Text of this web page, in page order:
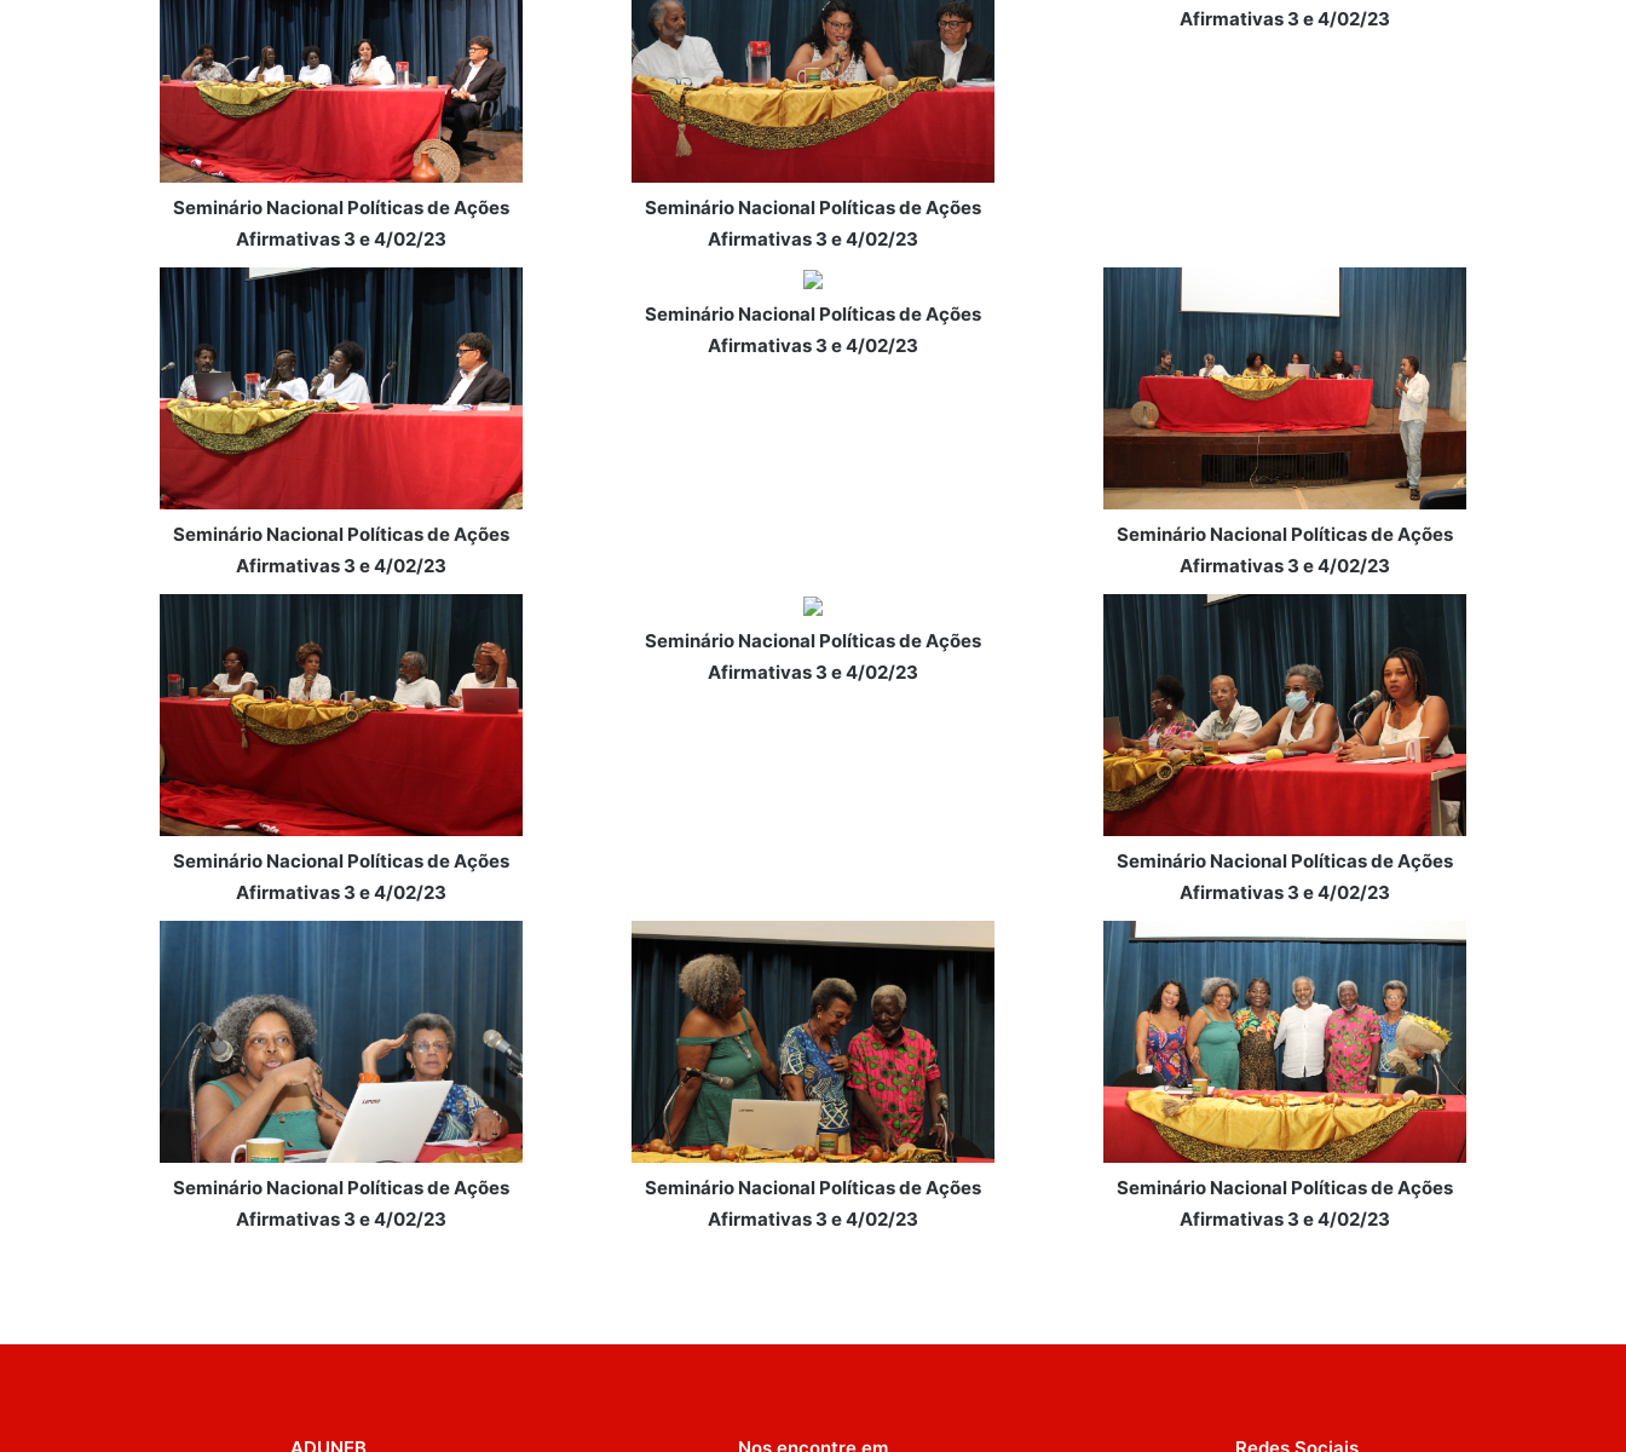
Seminário Nacional Políticas de Ações
Afirmativas 3 e 4/02/23
Seminário Nacional Políticas de Ações
Afirmativas 3 e 4/02/23
Afirmativas 3 e 4/02/23
Seminário Nacional Políticas de Ações
Afirmativas 3 e 4/02/23
Seminário Nacional Políticas de Ações
Afirmativas 3 e 4/02/23
Seminário Nacional Políticas de Ações
Afirmativas 3 e 4/02/23
Seminário Nacional Políticas de Ações
Afirmativas 3 e 4/02/23
Seminário Nacional Políticas de Ações
Afirmativas 3 e 4/02/23
Seminário Nacional Políticas de Ações
Afirmativas 3 e 4/02/23
Seminário Nacional Políticas de Ações
Afirmativas 3 e 4/02/23
Seminário Nacional Políticas de Ações
Afirmativas 3 e 4/02/23
Seminário Nacional Políticas de Ações
Afirmativas 3 e 4/02/23
ADUNEB Nos encontre em Redes Sociais